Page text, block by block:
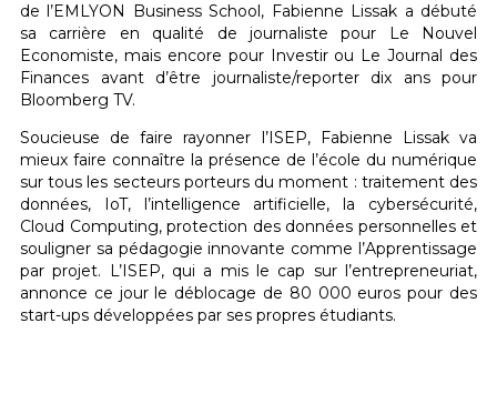
de l’EMLYON Business School, Fabienne Lissak a débuté
sa carrière en qualité de journaliste pour Le Nouvel
Economiste, mais encore pour Investir ou Le Journal des
Finances avant d’être journaliste/reporter dix ans pour
Bloomberg TV.
Soucieuse de faire rayonner l’ISEP, Fabienne Lissak va
mieux faire connaître la présence de l’école du numérique
sur tous les secteurs porteurs du moment : traitement des
données, IoT, l’intelligence artificielle, la cybersécurité,
Cloud Computing, protection des données personnelles et
souligner sa pédagogie innovante comme l’Apprentissage
par projet. L’ISEP, qui a mis le cap sur l’entrepreneuriat,
annonce ce jour le déblocage de 80 000 euros pour des
start-ups développées par ses propres étudiants.